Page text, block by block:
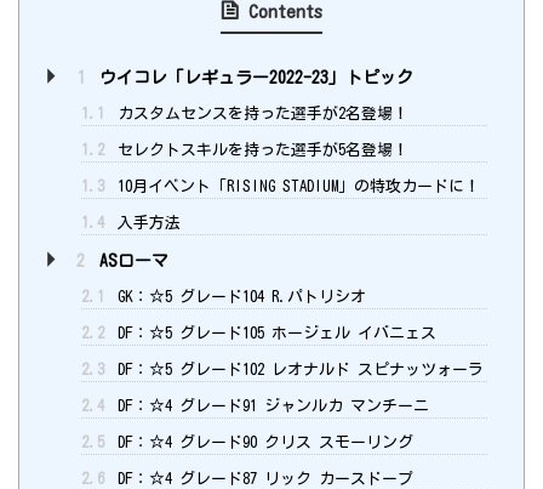
Contents
1 ウイコレ「レギュラー2022-23」トピック
1.1 カスタムセンスを持った選手が2名登場！
1.2 セレクトスキルを持った選手が5名登場！
1.3 10月イベント「RISING STADIUM」の特攻カードに！
1.4 入手方法
2 ASローマ
2.1 GK：☆5 グレード104 R.パトリシオ
2.2 DF：☆5 グレード105 ホージェル イバニェス
2.3 DF：☆5 グレード102 レオナルド スピナッツォーラ
2.4 DF：☆4 グレード91 ジャンルカ マンチーニ
2.5 DF：☆4 グレード90 クリス スモーリング
2.6 DF：☆4 グレード87 リック カースドープ